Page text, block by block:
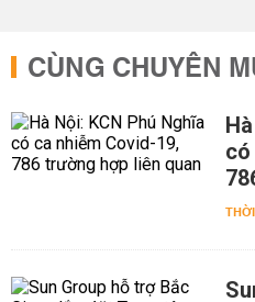
CÙNG CHUYÊN
có